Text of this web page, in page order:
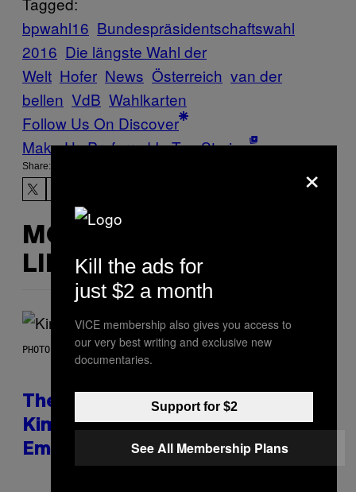
bpwahl16 Bundespräsidentschaftswahl
2016 Die längste Wahl der
Welt Hofer News Österreich van der
bellen VdB Wahlkarten
Follow Us On Discover
Make Us Preferred In Top Stories
Share:
MORE
LIKE THIS
PHOTO BY JEFF KRAVITZ/FILMMAGIC
The Set of Lyrics That Still Give
Kim Deal Firsthand
Embarrassment Decades Later
×
Kill the ads for
just $2 a month
VICE membership also gives you access to
our very best writing and exclusive new
documentaries.
Support for $2
See All Membership Plans